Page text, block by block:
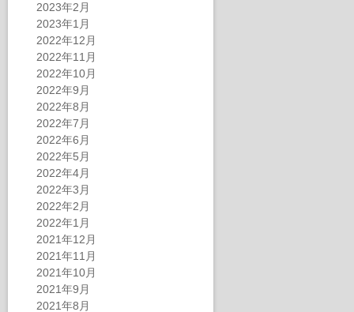
2023年2月
2023年1月
2022年12月
2022年11月
2022年10月
2022年9月
2022年8月
2022年7月
2022年6月
2022年5月
2022年4月
2022年3月
2022年2月
2022年1月
2021年12月
2021年11月
2021年10月
2021年9月
2021年8月